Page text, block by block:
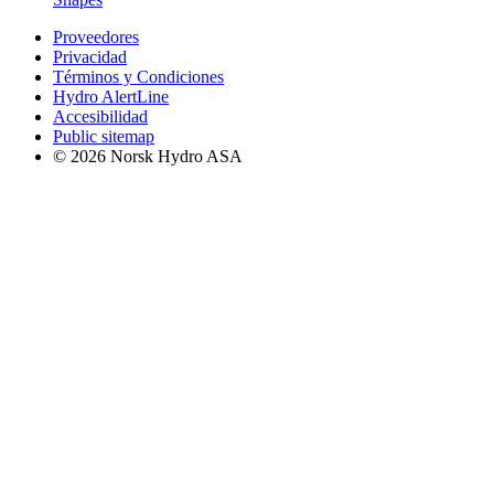
Proveedores
Privacidad
Términos y Condiciones
Hydro AlertLine
Accesibilidad
Public sitemap
© 2026 Norsk Hydro ASA